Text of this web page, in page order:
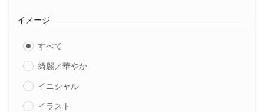
イメージ
すべて
綺麗／華やか
イニシャル
イラスト